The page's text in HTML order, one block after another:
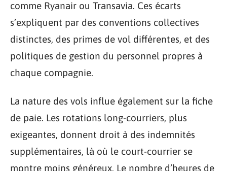
comme Ryanair ou Transavia. Ces écarts
s’expliquent par des conventions collectives
distinctes, des primes de vol différentes, et des
politiques de gestion du personnel propres à
chaque compagnie.
La nature des vols influe également sur la fiche
de paie. Les rotations long-courriers, plus
exigeantes, donnent droit à des indemnités
supplémentaires, là où le court-courrier se
montre moins généreux. Le nombre d’heures de